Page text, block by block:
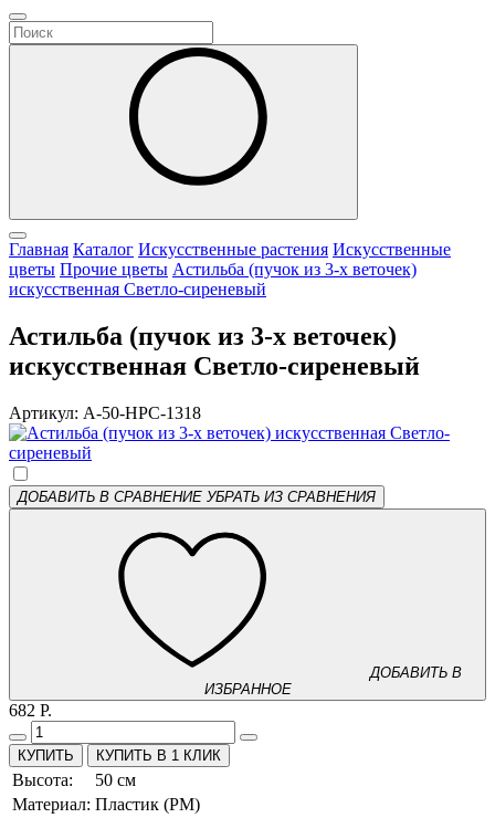
Главная Каталог Искусственные растения Искусственные
цветы Прочие цветы Астильба (пучок из 3-х веточек)
искусственная Светло-сиреневый
Астильба (пучок из 3-х веточек)
искусственная Светло-сиреневый
Артикул: A-50-HPC-1318
ДОБАВИТЬ В СРАВНЕНИЕ УБРАТЬ ИЗ СРАВНЕНИЯ
ДОБАВИТЬ В
ИЗБРАННОЕ
682 Р.
КУПИТЬ В 1 КЛИК
Высота:
50 см
Материал: Пластик (PM)